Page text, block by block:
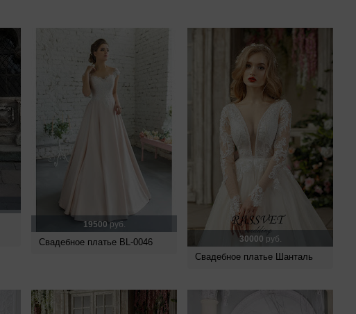
19500 руб.
Свадебное платье BL-0046 30000 руб.
Свадебное платье Шанталь